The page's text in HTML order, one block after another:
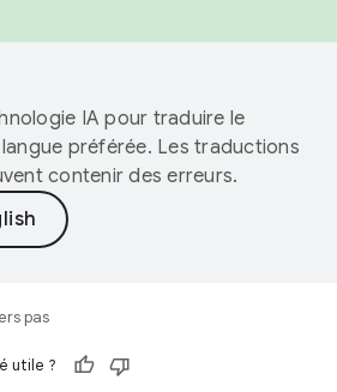
IA pour traduire le
préférée. Les traductions
contenir des erreurs.
pas
utile ?